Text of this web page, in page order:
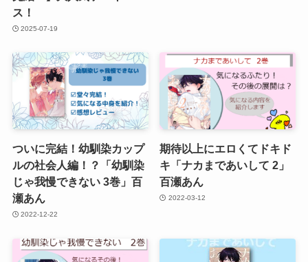
ス！
2025-07-19
ついに完結！幼馴染カップ
ルの社会人編！？「幼馴染
じゃ我慢できない 3巻」百
瀬あん
2022-12-22
期待以上にエロくてドキド
キ「ナカまであいして 2」
百瀬あん
2022-03-12